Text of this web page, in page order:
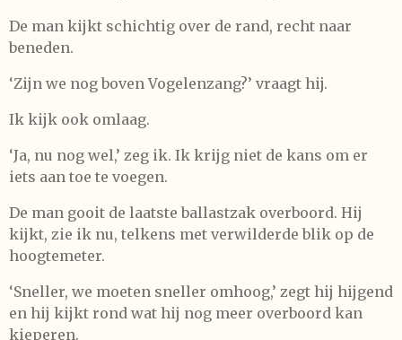
De man kijkt schichtig over de rand, recht naar
beneden.
‘Zijn we nog boven Vogelenzang?’ vraagt hij.
Ik kijk ook omlaag.
‘Ja, nu nog wel,’ zeg ik. Ik krijg niet de kans om er
iets aan toe te voegen.
De man gooit de laatste ballastzak overboord. Hij
kijkt, zie ik nu, telkens met verwilderde blik op de
hoogtemeter.
‘Sneller, we moeten sneller omhoog,’ zegt hij hijgend
en hij kijkt rond wat hij nog meer overboord kan
kieperen.